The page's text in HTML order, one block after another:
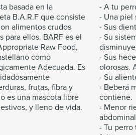
basada en la
B.A.R.F que consiste
alimentos crudos
para ellos. BARF es el
Raw Food,
como
Adecuada. Es
frutas, fibra y
es una mascota libre
y lleno de vida.
- A tu
- Una piel
- Sus
- Su
- Sus
olorosas.
- Su
- Beberá
contiene.
- Menor
- Tu